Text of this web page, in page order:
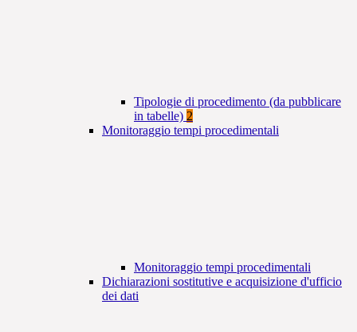
Tipologie di procedimento (da pubblicare
in tabelle) 2
Monitoraggio tempi procedimentali
Monitoraggio tempi procedimentali
Dichiarazioni sostitutive e acquisizione d'ufficio
dei dati